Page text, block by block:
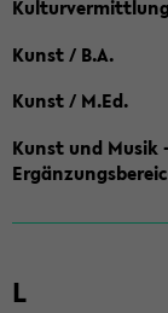
Kunst / B.A.
Kunst / M.Ed.
Kunst und Musik
L